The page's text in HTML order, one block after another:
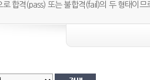
합격(pass) 또는 불합격(fail)의 두 형태이
생이 한자리에 앉아서 시험관이 주는 주제를
년 3월, 6월, 12월 중순에 있습니다. 단,
를 맞추어서 1년에 2-3회 개강을 하게 됩니